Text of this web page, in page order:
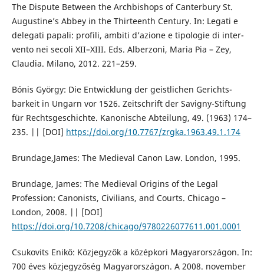
The Dispute Between the Archbishops of Canterbury St.
Augustine’s Abbey in the Thirteenth Century. In: Legati e
delegati papali: profili, ambiti d’azione e tipologie di inter-
vento nei secoli XII–XIII. Eds. Alberzoni, Maria Pia – Zey,
Claudia. Milano, 2012. 221–259.
Bónis György: Die Entwicklung der geistlichen Gerichts-
barkeit in Ungarn vor 1526. Zeitschrift der Savigny-Stiftung
für Rechtsgeschichte. Kanonische Abteilung, 49. (1963) 174–
235. || [DOI] https://doi.org/10.7767/zrgka.1963.49.1.174
Brundage,James: The Medieval Canon Law. London, 1995.
Brundage, James: The Medieval Origins of the Legal
Profession: Canonists, Civilians, and Courts. Chicago –
London, 2008. || [DOI]
https://doi.org/10.7208/chicago/9780226077611.001.0001
Csukovits Enikő: Közjegyzők a középkori Magyarországon. In:
700 éves közjegyzőség Magyarországon. A 2008. november